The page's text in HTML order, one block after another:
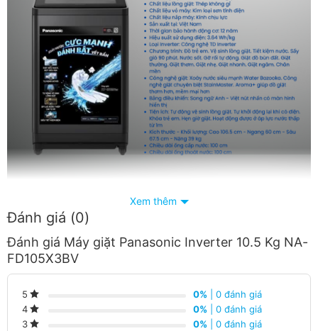
Máy giặt Panasonic Inverter 10.5 Kg NA-
FD105X3BV dễ dàng giặt ủi, thơm mát và
sạch sẽ mỗi ngày
Xem thêm
Đánh giá (0)
Đánh giá Máy giặt Panasonic Inverter 10.5 Kg NA-
FD105X3BV
5 0% | 0 đánh giá
4
0% | 0 đánh giá
3
0% | 0 đánh giá